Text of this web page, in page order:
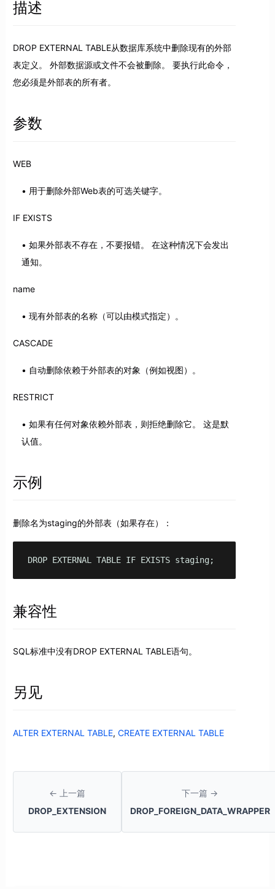
描述
DROP EXTERNAL TABLE从数据库系统中删除现有的外部
表定义。 外部数据源或文件不会被删除。 要执行此命令，
您必须是外部表的所有者。
参数
WEB
用于删除外部Web表的可选关键字。
IF EXISTS
如果外部表不存在，不要报错。 在这种情况下会发出
通知。
name
现有外部表的名称（可以由模式指定）。
CASCADE
自动删除依赖于外部表的对象（例如视图）。
RESTRICT
如果有任何对象依赖外部表，则拒绝删除它。 这是默
认值。
示例
删除名为staging的外部表（如果存在）：
DROP EXTERNAL TABLE IF EXISTS staging;
兼容性
SQL标准中没有DROP EXTERNAL TABLE语句。
另见
ALTER EXTERNAL TABLE, CREATE EXTERNAL TABLE
← 上一篇
DROP_EXTENSION
下一篇 →
DROP_FOREIGN_DATA_WRAPPER